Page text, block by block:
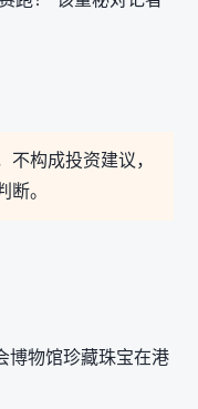
构成投资建议，
断。
博物馆珍藏珠宝在港